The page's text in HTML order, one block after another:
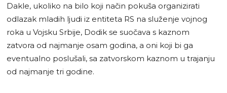
Dakle, ukoliko na bilo koji način pokuša organizirati
odlazak mladih ljudi iz entiteta RS na služenje vojnog
roka u Vojsku Srbije, Dodik se suočava s kaznom
zatvora od najmanje osam godina, a oni koji bi ga
eventualno poslušali, sa zatvorskom kaznom u trajanju
od najmanje tri godine.